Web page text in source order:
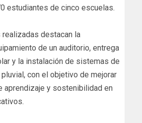
estudiantes de cinco escuelas.
realizadas destacan la
de un auditorio, entrega
y la instalación de sistemas de
con el objetivo de mejorar
aprendizaje y sostenibilidad en